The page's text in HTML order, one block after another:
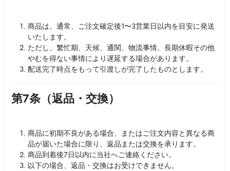
商品は、通常、ご注文確定後1〜3営業日以内を目安に発送
いたします。
ただし、繁忙期、天候、通関、物流事情、長期休暇その他
やむを得ない事情により遅延する場合があります。
配送完了時点をもって引渡しが完了したものとします。
第7条（返品・交換）
商品に初期不良がある場合、またはご注文内容と異なる商
品が届いた場合に限り、返品または交換を承ります。
商品到着後7日以内に当社へご連絡ください。
以下の場合、返品・交換はお受けできません。